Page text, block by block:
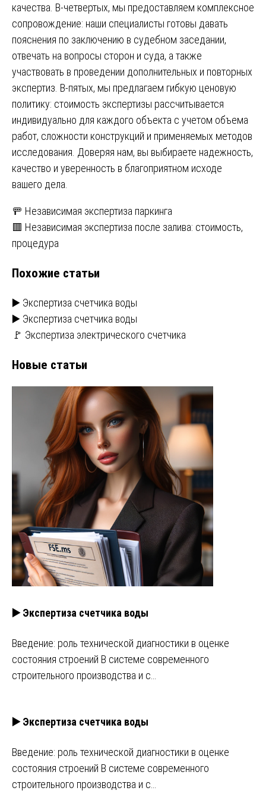
качества. В-четвертых, мы предоставляем комплексное
сопровождение: наши специалисты готовы давать
пояснения по заключению в судебном заседании,
отвечать на вопросы сторон и суда, а также
участвовать в проведении дополнительных и повторных
экспертиз. В-пятых, мы предлагаем гибкую ценовую
политику: стоимость экспертизы рассчитывается
индивидуально для каждого объекта с учетом объема
работ, сложности конструкций и применяемых методов
исследования. Доверяя нам, вы выбираете надежность,
качество и уверенность в благоприятном исходе
вашего дела.
Навигация
по
🚥 Независимая экспертиза паркинга
🟥 Независимая экспертиза после залива: стоимость,
процедура
Похожие статьи
▶️ Экспертиза счетчика воды
▶️ Экспертиза счетчика воды
🚩 Экспертиза электрического счетчика
Новые статьи
▶️ Экспертиза счетчика воды
Введение: роль технической диагностики в оценке
состояния строений В системе современного
строительного производства и с…
▶️ Экспертиза счетчика воды
Введение: роль технической диагностики в оценке
состояния строений В системе современного
строительного производства и с…